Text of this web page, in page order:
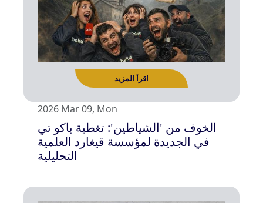
اقرأ المزيد
2026 Mar 09, Mon
الخوف من 'الشياطين': تغطية باكو تي
في الجديدة لمؤسسة قيغارد العلمية
التحليلية